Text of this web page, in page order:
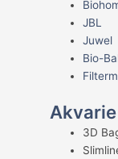
JBL
Juwel
Bio-
3D